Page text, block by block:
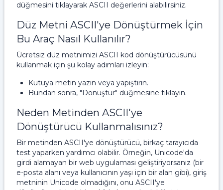
düğmesini tıklayarak ASCII değerlerini alabilirsiniz.
Düz Metni ASCII'ye Dönüştürmek İçin
Bu Araç Nasıl Kullanılır?
Ücretsiz düz metnimizi ASCII kod dönüştürücüsünü
kullanmak için şu kolay adımları izleyin:
Kutuya metin yazın veya yapıştırın.
Bundan sonra, "Dönüştür" düğmesine tıklayın.
Neden Metinden ASCII'ye
Dönüştürücü Kullanmalısınız?
Bir metinden ASCII'ye dönüştürücü, birkaç tarayıcıda
test yaparken yardımcı olabilir. Örneğin, Unicode'da
girdi alamayan bir web uygulaması geliştiriyorsanız (bir
e-posta alanı veya kullanıcının yaşı için bir alan gibi), giriş
metninin Unicode olmadığını, onu ASCII'ye